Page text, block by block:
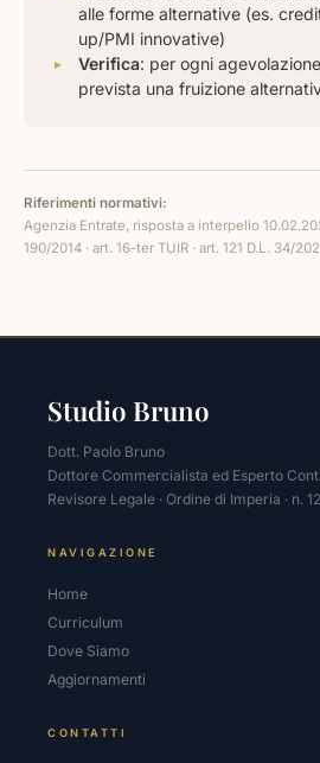
alle forme alternative (es.
up/PMI innovative)
Verifica: per ogni
prevista una fruizione
Riferimenti normativi:
Agenzia Entrate, risposta a interpello
190/2014 · art. 16-ter TUIR · art. 121 D.L. 34/
Studio Bruno
Dott. Paolo Bruno
Dottore Commercialista ed Esperto
Revisore Legale · Ordine di Imperia · n.
NAVIGAZIONE
Home
Curriculum
Dove Siamo
Aggiornamenti
CONTATTI